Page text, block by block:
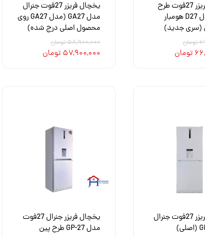
یخچال فریزر 27فوت طرح
جنرال مدل D27 هومبار
(سری جدید)
یخچال فریزر 27فوت جنرال
مدل GA27 (مدل GA27 روی
محصول اصلی درج شده)
۵۸,۹۰۰,۰۰۰ تومان
۵۷,۹۰۰,۰۰۰ تومان
یخچال فریزر 27فوت جنرال
یخچال فریزر جنرال 27فوت
مدل GP-27 طرح پین